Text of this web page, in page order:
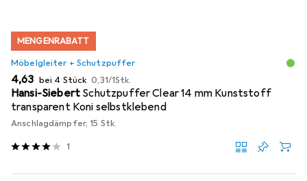
MENGENRABATT
Möbelgleiter + Schutzpuffer
EUR
4,63 bei 4 Stück EUR
0,31/1Stk.
Hansi-Siebert Schutzpuffer Clear 14 mm Kunststoff
transparent Koni selbstklebend
Anschlagdämpfer, 15 Stk.
1